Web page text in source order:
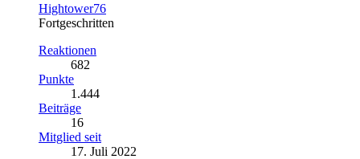
Hightower76
Fortgeschritten
Reaktionen
682
Punkte
1.444
Beiträge
16
Mitglied seit
17. Juli 2022